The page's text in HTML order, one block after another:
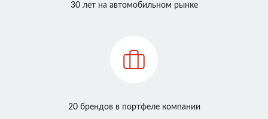
30 лет на автомобильном рынке
20 брендов в портфеле компании